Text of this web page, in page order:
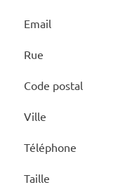
Email
Rue
Code postal
Ville
Téléphone
Taille